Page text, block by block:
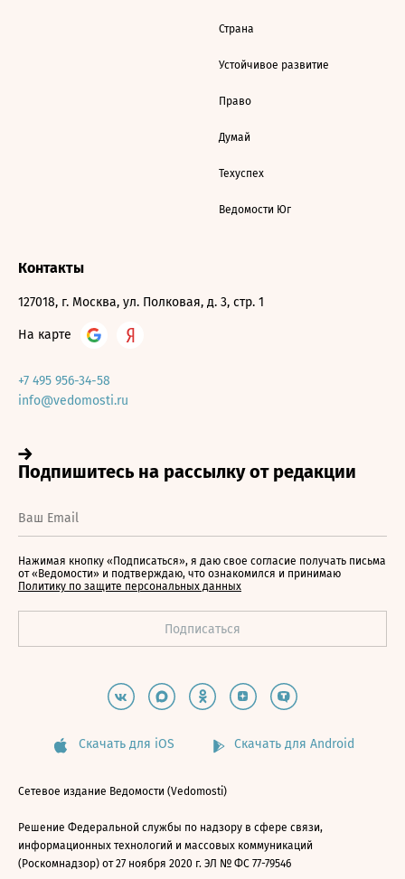
Страна
Устойчивое развитие
Право
Думай
Техуспех
Ведомости Юг
Контакты
127018, г. Москва, ул. Полковая, д. 3, стр. 1
На карте
+7 495 956-34-58
info@vedomosti.ru
Нажимая кнопку «Подписаться», я даю свое согласие получать письма
от «Ведомости» и подтверждаю, что ознакомился и принимаю
Политику по защите персональных данных
Скачать для iOS Скачать для Android
Сетевое издание Ведомости (Vedomosti)
Решение Федеральной службы по надзору в сфере связи,
информационных технологий и массовых коммуникаций
(Роскомнадзор) от 27 ноября 2020 г. ЭЛ № ФС 77-79546